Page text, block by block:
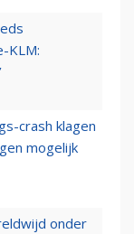
KLM:
crash klagen
mogelijk
onder